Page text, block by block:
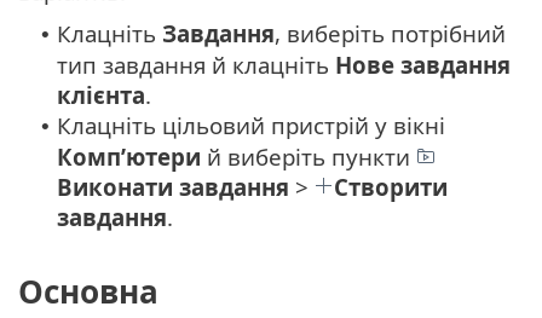
• Клацніть Завдання, виберіть потрібний
тип завдання й клацніть Нове завдання
клієнта.
• Клацніть цільовий пристрій у вікні
Комп’ютери й виберіть пункти
Виконати завдання >
Створити
завдання.
Основна